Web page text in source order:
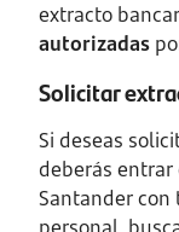
extracto
autorizadas
Solicitar
Si deseas
deberás
Santander con